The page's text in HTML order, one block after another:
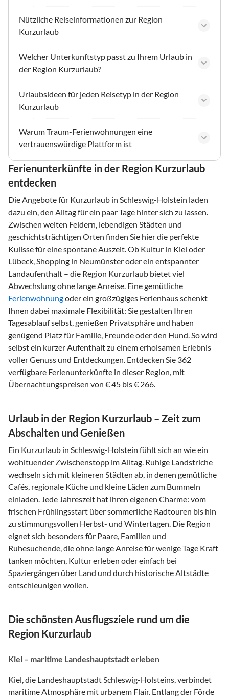
Nützliche Reiseinformationen zur Region
Kurzurlaub
Welcher Unterkunftstyp passt zu Ihrem Urlaub in
der Region Kurzurlaub?
Urlaubsideen für jeden Reisetyp in der Region
Kurzurlaub
Warum Traum-Ferienwohnungen eine
vertrauenswürdige Plattform ist
Ferienunterkünfte in der Region Kurzurlaub
entdecken
Die Angebote für Kurzurlaub in Schleswig-Holstein laden
dazu ein, den Alltag für ein paar Tage hinter sich zu lassen.
Zwischen weiten Feldern, lebendigen Städten und
geschichtsträchtigen Orten finden Sie hier die perfekte
Kulisse für eine spontane Auszeit. Ob Kultur in Kiel oder
Lübeck, Shopping in Neumünster oder ein entspannter
Landaufenthalt – die Region Kurzurlaub bietet viel
Abwechslung ohne lange Anreise. Eine gemütliche
Ferienwohnungoder ein großzügiges Ferienhaus schenkt
Ihnen dabei maximale Flexibilität: Sie gestalten Ihren
Tagesablauf selbst, genießen Privatsphäre und haben
genügend Platz für Familie, Freunde oder den Hund. So wird
selbst ein kurzer Aufenthalt zu einem erholsamen Erlebnis
voller Genuss und Entdeckungen. Entdecken Sie 362
verfügbare Ferienunterkünfte in dieser Region, mit
Übernachtungspreisen von € 45 bis € 266.
Urlaub in der Region Kurzurlaub – Zeit zum
Abschalten und Genießen
Ein Kurzurlaub in Schleswig-Holstein fühlt sich an wie ein
wohltuender Zwischenstopp im Alltag. Ruhige Landstriche
wechseln sich mit kleineren Städten ab, in denen gemütliche
Cafés, regionale Küche und kleine Läden zum Bummeln
einladen. Jede Jahreszeit hat ihren eigenen Charme: vom
frischen Frühlingsstart über sommerliche Radtouren bis hin
zu stimmungsvollen Herbst- und Wintertagen. Die Region
eignet sich besonders für Paare, Familien und
Ruhesuchende, die ohne lange Anreise für wenige Tage Kraft
tanken möchten, Kultur erleben oder einfach bei
Spaziergängen über Land und durch historische Altstädte
entschleunigen wollen.
Die schönsten Ausflugsziele rund um die
Region Kurzurlaub
Kiel – maritime Landeshauptstadt erleben
Kiel, die Landeshauptstadt Schleswig-Holsteins, verbindet
maritime Atmosphäre mit urbanem Flair. Entlang der Förde